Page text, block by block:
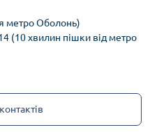
метро Оболонь)
(10 хвилин пішки від метро